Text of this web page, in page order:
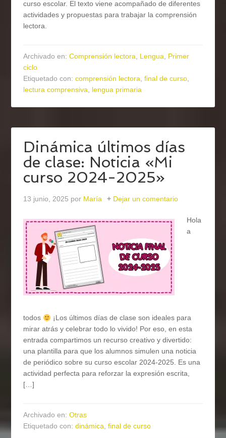
curso escolar. El texto viene acompañado de diferentes
actividades y propuestas para trabajar la comprensión
lectora.
Archivado en:Comprensión lectora, Lengua, Primer
ciclo
Etiquetado con:comprensión lectora,final de curso,
lectura comprensiva, lengua primaria
Dinámica últimos días
de clase: Noticia «Mi
curso 2024-2025»
13 junio, 2025 por María Dejar un comentario
Hola
a
todos
¡Los últimos días de clase son ideales para
mirar atrás y celebrar todo lo vivido! Por eso, en esta
entrada compartimos un recurso creativo y divertido:
una plantilla para que los alumnos simulen una noticia
de periódico sobre su curso escolar 2024-2025. Es una
actividad perfecta para reforzar la expresión escrita,
[…]
Archivado en:Otras
Etiquetado con:dinámica,final de curso